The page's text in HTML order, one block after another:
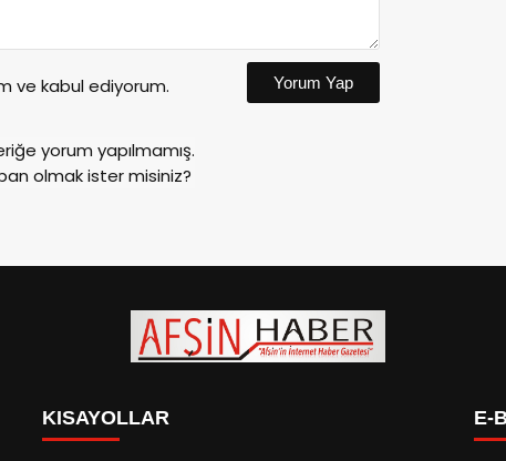
ve kabul ediyorum. Yorum Yap
yorum yapılmamış.
olmak ister misiniz?
KISAYOLLAR E-